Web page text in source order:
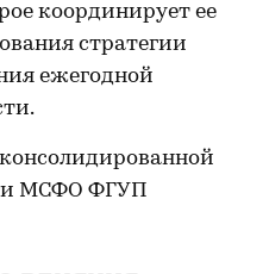
координирует ее
стратегии
ежегодной
МСФО ФГУП